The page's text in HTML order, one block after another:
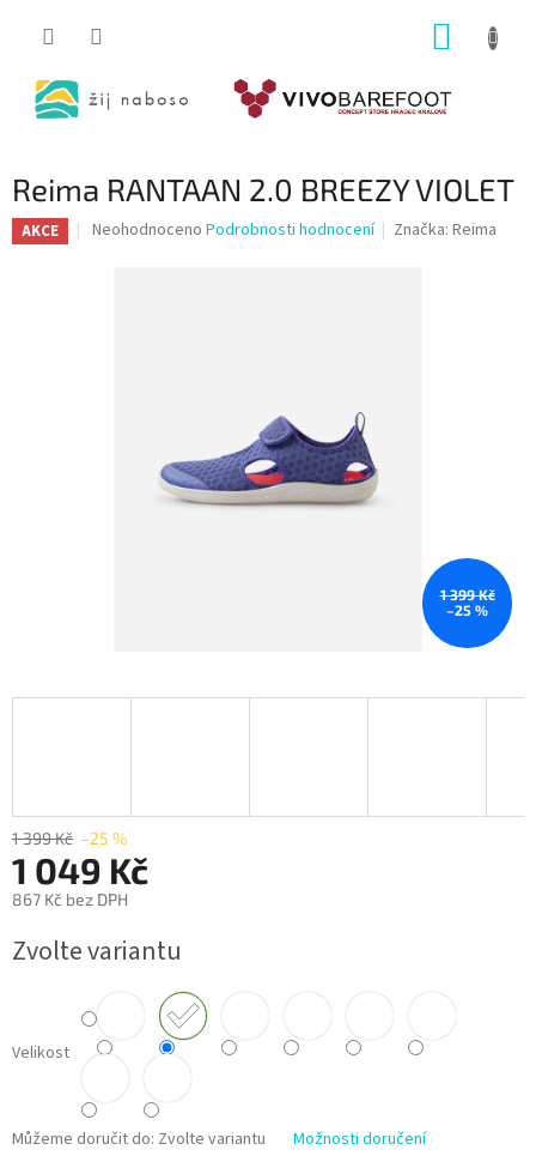
Reima RANTAAN 2.0 BREEZY VIOLET
AKCE
Průměrné
Neohodnoceno Podrobnosti hodnocení Značka:Reima
1 399 Kč
–25 %
1 399 Kč –25 %
1 049 Kč
867 Kč bez DPH
cena:
Zvolte variantu
Velikost
Můžeme doručit do: Zvolte variantu Možnosti doručení